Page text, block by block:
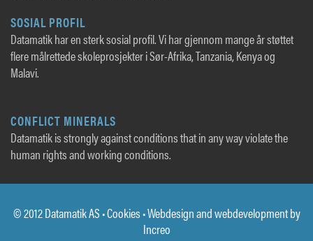
SOSIAL PROFIL
Datamatik har en sterk sosial profil. Vi har gjennom mange år støttet
flere målrettede skoleprosjekter i Sør-Afrika, Tanzania, Kenya og
Malavi.
CONFLICT MINERALS
Datamatik is strongly against conditions that in any way violate the
human rights and working conditions.
© 2012 Datamatik AS •Cookies • Webdesign and webdevelopment by
Increo